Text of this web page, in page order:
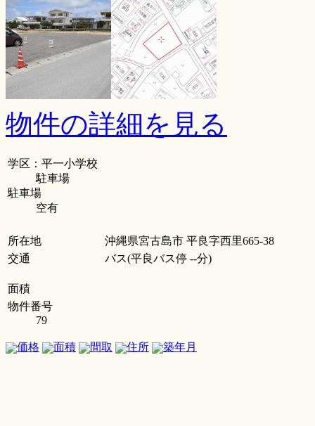
物件の詳細を見る
学区：平一小学校
駐車場
駐車場
空有
所在地
沖縄県宮古島市 平良字西里665-38
交通
バス(平良バス停 --分)
面積
物件番号
79
価格 面積 間取 住所 築年月